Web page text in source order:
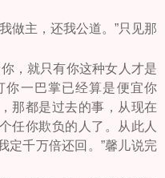
做主，还我公道。”只见那
，就只有你这种女人才是
你一巴掌已经算是便宜你
那都是过去的事，从现在
任你欺负的人了。从此人
定千万倍还回。”馨儿说完